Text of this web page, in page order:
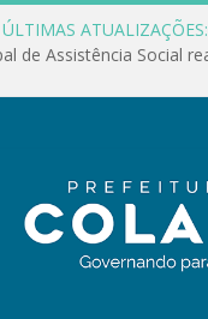
ÚLTIMAS ATUALIZAÇÕES: